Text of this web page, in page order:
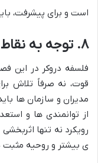
است و برای پیشرفت،
۸. توجه به نقاط قوت
فلسفه دروکر در این
قوت، نه صرفاً تلاش
مدیران و سازمان ها
از توانمندی ها و
رویکرد نه تنها
ی بیشتر و روحیه مثبت